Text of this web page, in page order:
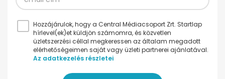
Hozzájárulok, hogy a Central Médiacsoport Zrt. Startlap
hírlevel(ek)et küldjön számomra, és közvetlen
üzletszerzési céllal megkeressen az általam megadott
elérhetőségeimen saját vagy üzleti partnerei ajánlatával.
Az adatkezelés részletei